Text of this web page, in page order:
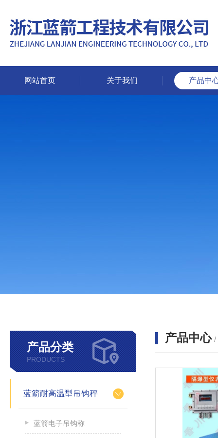
网站首页 关于我们 产品中
产品分类
PRODUCTS
蓝箭耐高温型吊钩秤
蓝箭电子吊钩称
产品中心 /